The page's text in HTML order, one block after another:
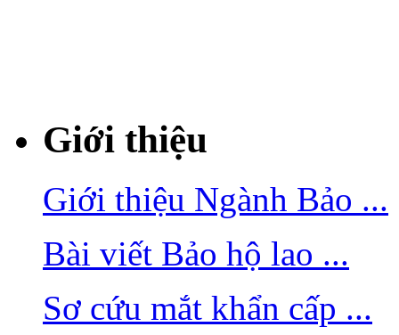
Giới thiệu
Giới thiệu Ngành Bảo ...
Bài viết Bảo hộ lao ...
Sơ cứu mắt khẩn cấp ...